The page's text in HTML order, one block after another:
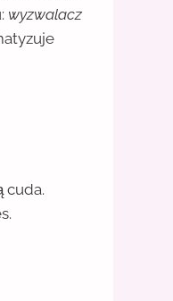
wyzwalacz
cuda.